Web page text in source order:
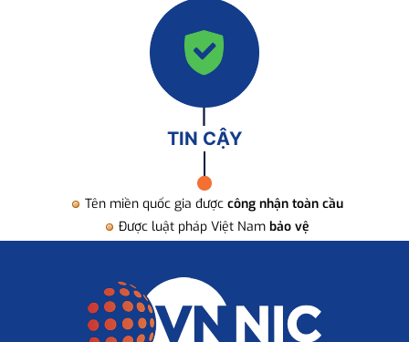
TIN CẬY
Tên miền quốc gia được công nhận toàn cầu
Được luật pháp Việt Nam bảo vệ